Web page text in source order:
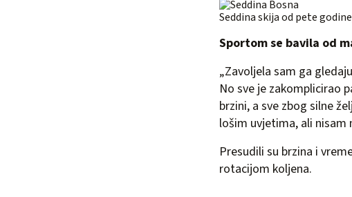
Seddina skija od pete
Sportom se bavila od
„Zavoljela sam ga
No sve je zakomplicirao
brzini, a sve zbog silne
lošim uvjetima, ali nisam
Presudili su brzina i
rotacijom koljena.